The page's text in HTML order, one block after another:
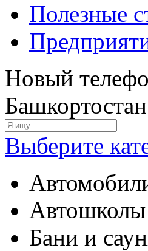
Полезные
Новый
Башкортостан
Выберите
Автошколы
Бани и